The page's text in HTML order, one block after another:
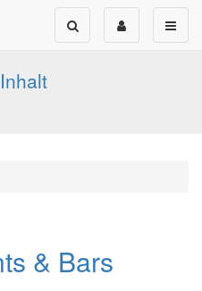
und Tourenfahrer
& Bars